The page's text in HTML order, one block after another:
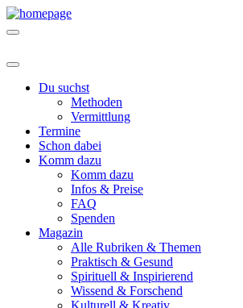
Du suchst
Methoden
Vermittlung
Termine
Schon dabei
Komm dazu
Komm dazu
Infos & Preise
FAQ
Spenden
Magazin
Alle Rubriken & Themen
Praktisch & Gesund
Spirituell & Inspirierend
Wissend & Forschend